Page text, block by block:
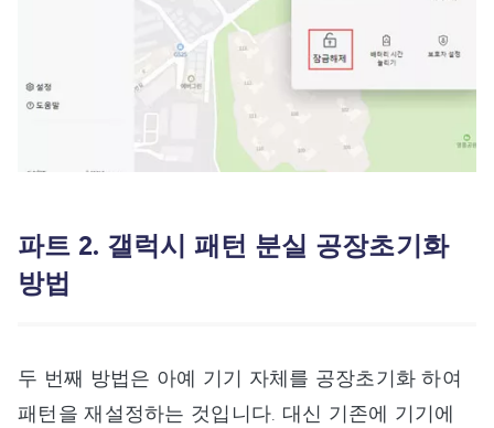
파트 2. 갤럭시 패턴 분실 공장초기화
방법
두 번째 방법은 아예 기기 자체를 공장초기화 하여
패턴을 재설정하는 것입니다. 대신 기존에 기기에